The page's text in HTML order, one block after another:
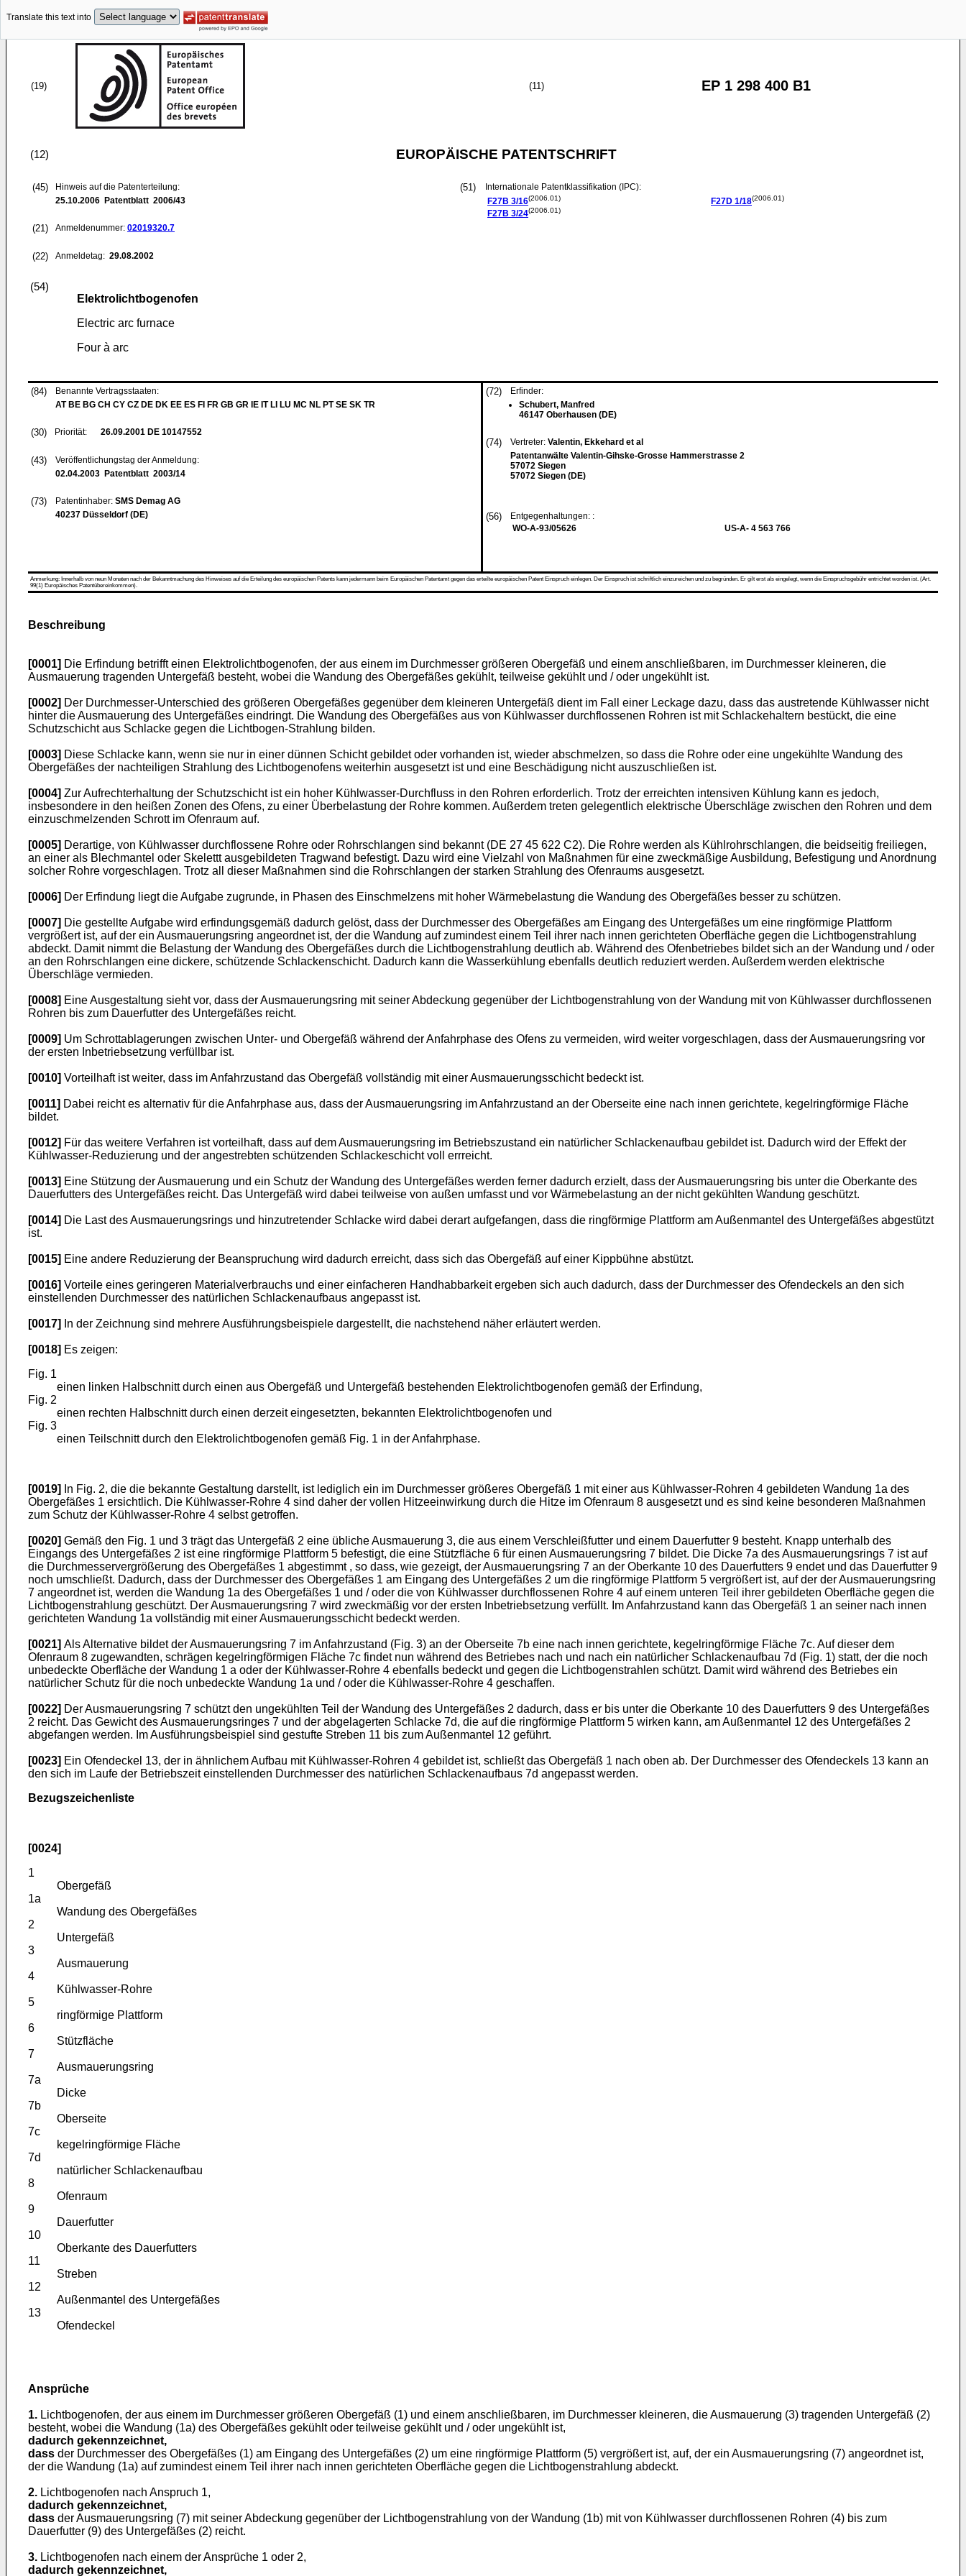
Translate this text into
(19) (11) EP 1 298 400 B1
(12) EUROPÄISCHE PATENTSCHRIFT
(45)
Hinweis auf die Patenterteilung:
25.10.2006 Patentblatt 2006/43
(21) Anmeldenummer: 02019320.7
(22) Anmeldetag: 29.08.2002
(51)
Internationale Patentklassifikation (IPC):
F27B 3/16(2006.01)
F27B 3/24(2006.01)
F27D 1/18(2006.01)
(54)
Elektrolichtbogenofen
Electric arc furnace
Four à arc
(84)
Benannte Vertragsstaaten:
AT BE BG CH CY CZ DE DK EE ES FI FR GB GR IE IT LI LU MC NL PT SE SK TR
(30) Priorität: 26.09.2001 DE 10147552
(43)
Veröffentlichungstag der Anmeldung:
02.04.2003 Patentblatt 2003/14
(73) Patentinhaber: SMS Demag AG
40237 Düsseldorf (DE)
(72)
Erfinder:
Schubert, Manfred
46147 Oberhausen (DE)
(74) Vertreter: Valentin, Ekkehard et al
Patentanwälte Valentin-Gihske-Grosse Hammerstrasse 2
57072 Siegen
57072 Siegen (DE)
(56)
Entgegenhaltungen: :
WO-A-93/05626
US-A- 4 563 766
Anmerkung: Innerhalb von neun Monaten nach der Bekanntmachung des Hinweises auf die Erteilung des europäischen Patents kann jedermann beim Europäischen Patentamt gegen das erteilte europäischen Patent Einspruch einlegen. Der Einspruch ist schriftlich einzureichen und zu begründen. Er gilt erst als eingelegt, wenn die Einspruchsgebühr entrichtet worden ist. (Art.
99(1) Europäisches Patentübereinkommen).
Beschreibung
[0001] Die Erfindung betrifft einen Elektrolichtbogenofen, der aus einem im Durchmesser größeren Obergefäß und einem anschließbaren, im Durchmesser kleineren, die
Ausmauerung tragenden Untergefäß besteht, wobei die Wandung des Obergefäßes gekühlt, teilweise gekühlt und / oder ungekühlt ist.
[0002] Der Durchmesser-Unterschied des größeren Obergefäßes gegenüber dem kleineren Untergefäß dient im Fall einer Leckage dazu, dass das austretende Kühlwasser nicht
hinter die Ausmauerung des Untergefäßes eindringt. Die Wandung des Obergefäßes aus von Kühlwasser durchflossenen Rohren ist mit Schlackehaltern bestückt, die eine
Schutzschicht aus Schlacke gegen die Lichtbogen-Strahlung bilden.
[0003] Diese Schlacke kann, wenn sie nur in einer dünnen Schicht gebildet oder vorhanden ist, wieder abschmelzen, so dass die Rohre oder eine ungekühlte Wandung des
Obergefäßes der nachteiligen Strahlung des Lichtbogenofens weiterhin ausgesetzt ist und eine Beschädigung nicht auszuschließen ist.
[0004] Zur Aufrechterhaltung der Schutzschicht ist ein hoher Kühlwasser-Durchfluss in den Rohren erforderlich. Trotz der erreichten intensiven Kühlung kann es jedoch,
insbesondere in den heißen Zonen des Ofens, zu einer Überbelastung der Rohre kommen. Außerdem treten gelegentlich elektrische Überschläge zwischen den Rohren und dem
einzuschmelzenden Schrott im Ofenraum auf.
[0005] Derartige, von Kühlwasser durchflossene Rohre oder Rohrschlangen sind bekannt (DE 27 45 622 C2). Die Rohre werden als Kühlrohrschlangen, die beidseitig freiliegen,
an einer als Blechmantel oder Skelettt ausgebildeten Tragwand befestigt. Dazu wird eine Vielzahl von Maßnahmen für eine zweckmäßige Ausbildung, Befestigung und Anordnung
solcher Rohre vorgeschlagen. Trotz all dieser Maßnahmen sind die Rohrschlangen der starken Strahlung des Ofenraums ausgesetzt.
[0006] Der Erfindung liegt die Aufgabe zugrunde, in Phasen des Einschmelzens mit hoher Wärmebelastung die Wandung des Obergefäßes besser zu schützen.
[0007] Die gestellte Aufgabe wird erfindungsgemäß dadurch gelöst, dass der Durchmesser des Obergefäßes am Eingang des Untergefäßes um eine ringförmige Plattform
vergrößert ist, auf der ein Ausmauerungsring angeordnet ist, der die Wandung auf zumindest einem Teil ihrer nach innen gerichteten Oberfläche gegen die Lichtbogenstrahlung
abdeckt. Damit nimmt die Belastung der Wandung des Obergefäßes durch die Lichtbogenstrahlung deutlich ab. Während des Ofenbetriebes bildet sich an der Wandung und / oder
an den Rohrschlangen eine dickere, schützende Schlackenschicht. Dadurch kann die Wasserkühlung ebenfalls deutlich reduziert werden. Außerdem werden elektrische
Überschläge vermieden.
[0008] Eine Ausgestaltung sieht vor, dass der Ausmauerungsring mit seiner Abdeckung gegenüber der Lichtbogenstrahlung von der Wandung mit von Kühlwasser durchflossenen
Rohren bis zum Dauerfutter des Untergefäßes reicht.
[0009] Um Schrottablagerungen zwischen Unter- und Obergefäß während der Anfahrphase des Ofens zu vermeiden, wird weiter vorgeschlagen, dass der Ausmauerungsring vor
der ersten Inbetriebsetzung verfüllbar ist.
[0010] Vorteilhaft ist weiter, dass im Anfahrzustand das Obergefäß vollständig mit einer Ausmauerungsschicht bedeckt ist.
[0011] Dabei reicht es alternativ für die Anfahrphase aus, dass der Ausmauerungsring im Anfahrzustand an der Oberseite eine nach innen gerichtete, kegelringförmige Fläche
bildet.
[0012] Für das weitere Verfahren ist vorteilhaft, dass auf dem Ausmauerungsring im Betriebszustand ein natürlicher Schlackenaufbau gebildet ist. Dadurch wird der Effekt der
Kühlwasser-Reduzierung und der angestrebten schützenden Schlackeschicht voll errreicht.
[0013] Eine Stützung der Ausmauerung und ein Schutz der Wandung des Untergefäßes werden ferner dadurch erzielt, dass der Ausmauerungsring bis unter die Oberkante des
Dauerfutters des Untergefäßes reicht. Das Untergefäß wird dabei teilweise von außen umfasst und vor Wärmebelastung an der nicht gekühlten Wandung geschützt.
[0014] Die Last des Ausmauerungsrings und hinzutretender Schlacke wird dabei derart aufgefangen, dass die ringförmige Plattform am Außenmantel des Untergefäßes abgestützt
ist.
[0015] Eine andere Reduzierung der Beanspruchung wird dadurch erreicht, dass sich das Obergefäß auf einer Kippbühne abstützt.
[0016] Vorteile eines geringeren Materialverbrauchs und einer einfacheren Handhabbarkeit ergeben sich auch dadurch, dass der Durchmesser des Ofendeckels an den sich
einstellenden Durchmesser des natürlichen Schlackenaufbaus angepasst ist.
[0017] In der Zeichnung sind mehrere Ausführungsbeispiele dargestellt, die nachstehend näher erläutert werden.
[0018] Es zeigen:
Fig. 1
einen linken Halbschnitt durch einen aus Obergefäß und Untergefäß bestehenden Elektrolichtbogenofen gemäß der Erfindung,
Fig. 2
einen rechten Halbschnitt durch einen derzeit eingesetzten, bekannten Elektrolichtbogenofen und
Fig. 3
einen Teilschnitt durch den Elektrolichtbogenofen gemäß Fig. 1 in der Anfahrphase.
[0019]
In Fig. 2, die die bekannte Gestaltung darstellt, ist lediglich ein im Durchmesser größeres Obergefäß 1 mit einer aus Kühlwasser-Rohren 4 gebildeten Wandung 1a des
Obergefäßes 1 ersichtlich. Die Kühlwasser-Rohre 4 sind daher der vollen Hitzeeinwirkung durch die Hitze im Ofenraum 8 ausgesetzt und es sind keine besonderen Maßnahmen
zum Schutz der Kühlwasser-Rohre 4 selbst getroffen.
[0020] Gemäß den Fig. 1 und 3 trägt das Untergefäß 2 eine übliche Ausmauerung 3, die aus einem Verschleißfutter und einem Dauerfutter 9 besteht. Knapp unterhalb des
Eingangs des Untergefäßes 2 ist eine ringförmige Plattform 5 befestigt, die eine Stützfläche 6 für einen Ausmauerungsring 7 bildet. Die Dicke 7a des Ausmauerungsrings 7 ist auf
die Durchmesservergrößerung des Obergefäßes 1 abgestimmt , so dass, wie gezeigt, der Ausmauerungsring 7 an der Oberkante 10 des Dauerfutters 9 endet und das Dauerfutter 9
noch umschließt. Dadurch, dass der Durchmesser des Obergefäßes 1 am Eingang des Untergefäßes 2 um die ringförmige Plattform 5 vergrößert ist, auf der der Ausmauerungsring
7 angeordnet ist, werden die Wandung 1a des Obergefäßes 1 und / oder die von Kühlwasser durchflossenen Rohre 4 auf einem unteren Teil ihrer gebildeten Oberfläche gegen die
Lichtbogenstrahlung geschützt. Der Ausmauerungsring 7 wird zweckmäßig vor der ersten Inbetriebsetzung verfüllt. Im Anfahrzustand kann das Obergefäß 1 an seiner nach innen
gerichteten Wandung 1a vollständig mit einer Ausmauerungsschicht bedeckt werden.
[0021] Als Alternative bildet der Ausmauerungsring 7 im Anfahrzustand (Fig. 3) an der Oberseite 7b eine nach innen gerichtete, kegelringförmige Fläche 7c. Auf dieser dem
Ofenraum 8 zugewandten, schrägen kegelringförmigen Fläche 7c findet nun während des Betriebes nach und nach ein natürlicher Schlackenaufbau 7d (Fig. 1) statt, der die noch
unbedeckte Oberfläche der Wandung 1 a oder der Kühlwasser-Rohre 4 ebenfalls bedeckt und gegen die Lichtbogenstrahlen schützt. Damit wird während des Betriebes ein
natürlicher Schutz für die noch unbedeckte Wandung 1a und / oder die Kühlwasser-Rohre 4 geschaffen.
[0022] Der Ausmauerungsring 7 schützt den ungekühlten Teil der Wandung des Untergefäßes 2 dadurch, dass er bis unter die Oberkante 10 des Dauerfutters 9 des Untergefäßes
2 reicht. Das Gewicht des Ausmauerungsringes 7 und der abgelagerten Schlacke 7d, die auf die ringförmige Plattform 5 wirken kann, am Außenmantel 12 des Untergefäßes 2
abgefangen werden. Im Ausführungsbeispiel sind gestufte Streben 11 bis zum Außenmantel 12 geführt.
[0023] Ein Ofendeckel 13, der in ähnlichem Aufbau mit Kühlwasser-Rohren 4 gebildet ist, schließt das Obergefäß 1 nach oben ab. Der Durchmesser des Ofendeckels 13 kann an
den sich im Laufe der Betriebszeit einstellenden Durchmesser des natürlichen Schlackenaufbaus 7d angepasst werden.
Bezugszeichenliste
[0024]
1
Obergefäß
1a
Wandung des Obergefäßes
2
Untergefäß
3
Ausmauerung
4
Kühlwasser-Rohre
5
ringförmige Plattform
6
Stützfläche
7
Ausmauerungsring
7a
Dicke
7b
Oberseite
7c
kegelringförmige Fläche
7d
natürlicher Schlackenaufbau
8
Ofenraum
9
Dauerfutter
10
Oberkante des Dauerfutters
11
Streben
12
Außenmantel des Untergefäßes
13
Ofendeckel
Ansprüche
1. Lichtbogenofen, der aus einem im Durchmesser größeren Obergefäß (1) und einem anschließbaren, im Durchmesser kleineren, die Ausmauerung (3) tragenden Untergefäß (2)
besteht, wobei die Wandung (1a) des Obergefäßes gekühlt oder teilweise gekühlt und / oder ungekühlt ist,
dadurch gekennzeichnet,
dass der Durchmesser des Obergefäßes (1) am Eingang des Untergefäßes (2) um eine ringförmige Plattform (5) vergrößert ist, auf, der ein Ausmauerungsring (7) angeordnet ist,
der die Wandung (1a) auf zumindest einem Teil ihrer nach innen gerichteten Oberfläche gegen die Lichtbogenstrahlung abdeckt.
2. Lichtbogenofen nach Anspruch 1,
dadurch gekennzeichnet,
dass der Ausmauerungsring (7) mit seiner Abdeckung gegenüber der Lichtbogenstrahlung von der Wandung (1b) mit von Kühlwasser durchflossenen Rohren (4) bis zum
Dauerfutter (9) des Untergefäßes (2) reicht.
3. Lichtbogenofen nach einem der Ansprüche 1 oder 2,
dadurch gekennzeichnet,